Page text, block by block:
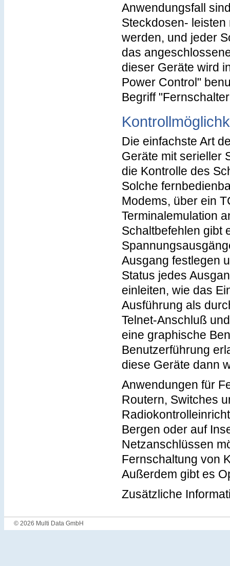
Anwendungsfall
Steckdosen-
werden, und jeder
das
dieser Geräte wird
Power Control"
Begriff
Die einfachste Art
Geräte mit serieller
die Kontrolle des
Solche
Modems, über ein
Terminalemulation
Schaltbefehlen gibt
Ausgang festlegen
Status jedes
einleiten, wie das
Ausführung als
Telnet-Anschluß
eine graphische
Benutzerführung
diese Geräte dann
Anwendungen für
Routern, Switches
Bergen oder auf
Netzanschlüssen
Fernschaltung von
Außerdem gibt es
Zusätzliche
© 2026 Multi Data GmbH